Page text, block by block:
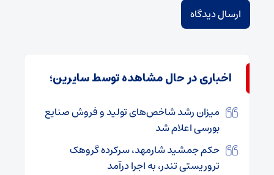
اخباری در حال مشاهده توسط سایرین؛
میزان رشد شاخص‌های تولید و فروش صنایع
بورسی اعلام شد
حکم جمشید شارمهد، سرکرده گروهک
تروریستی تندر، به اجرا درآمد